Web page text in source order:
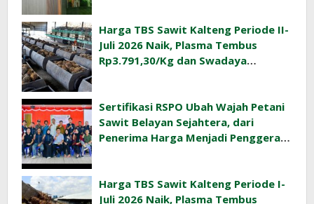
Harga TBS Sawit Kalteng Periode II-
Juli 2026 Naik, Plasma Tembus
Rp3.791,30/Kg dan Swadaya
Sertifikasi RSPO Ubah Wajah Petani
Sawit Belayan Sejahtera, dari
Penerima Harga Menjadi Penggerak
Harga TBS Sawit Kalteng Periode I-
Juli 2026 Naik, Plasma Tembus